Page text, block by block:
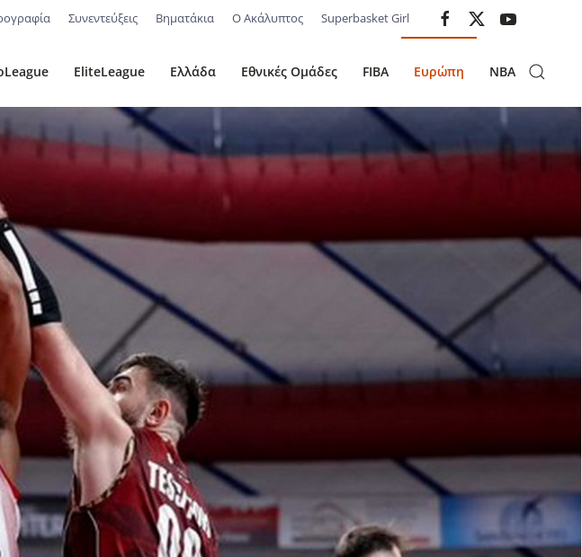
Συνεντεύξεις Βηματάκια Ο Ακάλυπτος Superbasket Girl
EliteLeague Ελλάδα Εθνικές Ομάδες FIBA Ευρώπη NBA